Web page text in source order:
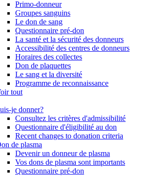
Primo-donneur
Groupes sanguins
Le don de sang
Questionnaire pré-don
La santé et la sécurité des donneurs
Accessibilité des centres de donneurs
Horaires des collectes
Don de plaquettes
Le sang et la diversité
Programme de reconnaissance
tout
je donner?
Consultez les critères d'admissibilité
Questionnaire d'éligibilité au don
Recent changes to donation criteria
de plasma
Devenir un donneur de plasma
Vos dons de plasma sont importants
Questionnaire pré-don